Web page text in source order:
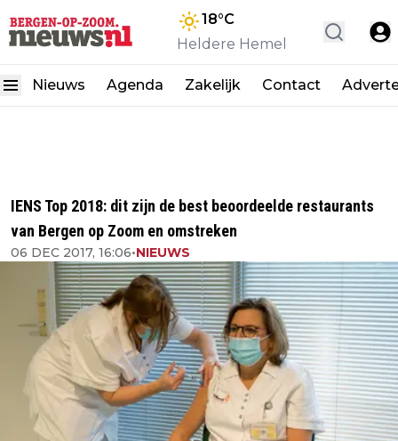
18°C
Heldere Hemel
Nieuws Agenda Zakelijk Contact
IENS Top 2018: dit zijn de best beoordeelde restaurants
van Bergen op Zoom en omstreken
06 DEC 2017, 16:06•NIEUWS